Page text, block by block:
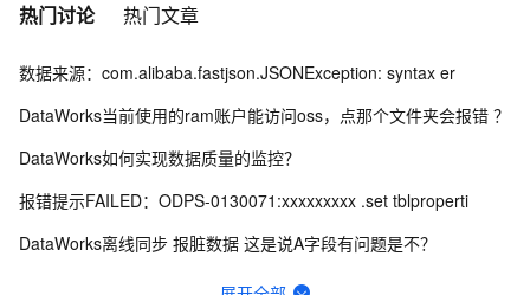
热门讨论 热门文章
数据来源：com.alibaba.fastjson.JSONException: syntax er
DataWorks当前使用的ram账户能访问oss，点那个文件夹会报错 ？
DataWorks如何实现数据质量的监控？
报错提示FAILED：ODPS-0130071:xxxxxxxxx .set tblproperti
DataWorks离线同步 报脏数据 这是说A字段有问题是不？
DataWorks Invalid regular expression pattern - ?